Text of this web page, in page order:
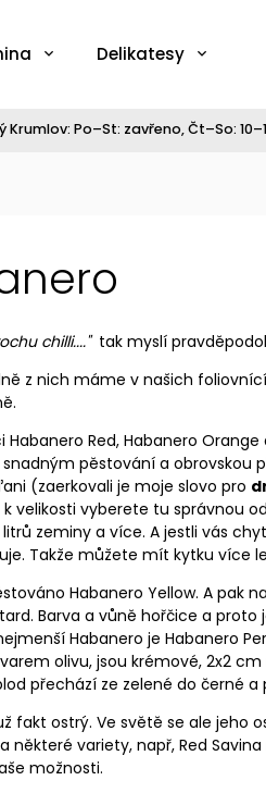
Delikatesy
Krumlov: Po–St: zavřeno, Čt–So:
chilli...."tak myslí
z nich máme v našich
Red, Habanero
snadným pěstování a obrovskou
(zaerkovali je moje slovo pro
k velikosti vyberete tu správnou
zeminy a více. A jestli vás
Takže můžete mít kytku více
Habanero Yellow. A pak
Barva a vůně hořčice a
Habanero je Habanero
olivu, jsou krémové, 2x2
přechází ze zelené do černé a
fakt ostrý. Ve světě se ale jeho
některé variety, např, Red
možnosti.